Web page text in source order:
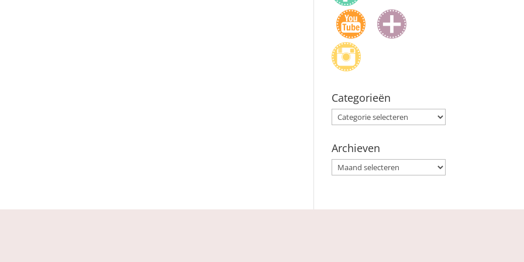
Categorieën
Categorieën
Archieven
Archieven